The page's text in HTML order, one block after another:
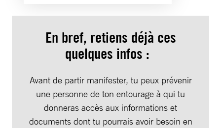
En bref, retiens déjà ces
quelques infos :
Avant de partir manifester, tu peux prévenir
une personne de ton entourage à qui tu
donneras accès aux informations et
documents dont tu pourrais avoir besoin en